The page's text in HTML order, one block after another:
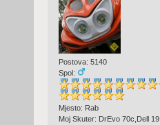
Postova: 5140
Spol:
Mjesto: Rab
Moj Skuter: DrEvo 70c,Dell 19